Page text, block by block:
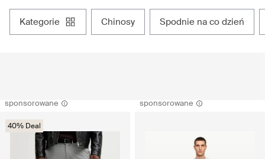
kategorie chinosy spodnie na co dzień
sponsorowane
40% Deal
sponsorowane